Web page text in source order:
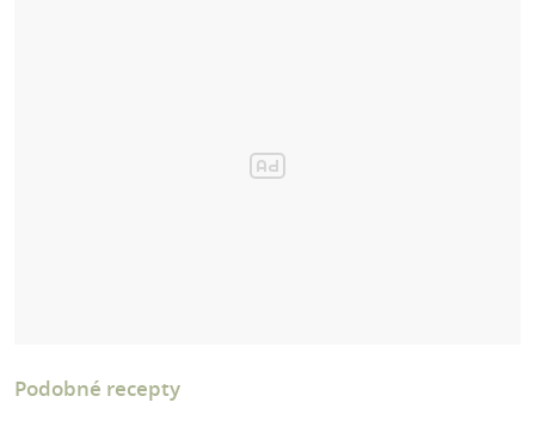
Podobné recepty